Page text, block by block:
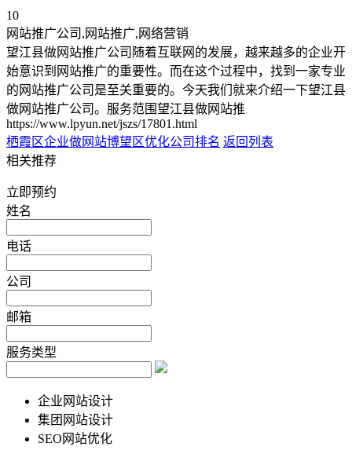
10
网站推广公司,网站推广,网络营销
望江县做网站推广公司随着互联网的发展，越来越多的企业开
始意识到网站推广的重要性。而在这个过程中，找到一家专业
的网站推广公司是至关重要的。今天我们就来介绍一下望江县
做网站推广公司。服务范围望江县做网站推
https://www.lpyun.net/jszs/17801.html
栖霞区企业做网站博望区优化公司排名 返回列表
相关推荐
立即预约
姓名
电话
公司
邮箱
服务类型
企业网站设计
集团网站设计
SEO网站优化